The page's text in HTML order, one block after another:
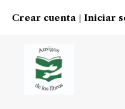
Crear cuenta Iniciar